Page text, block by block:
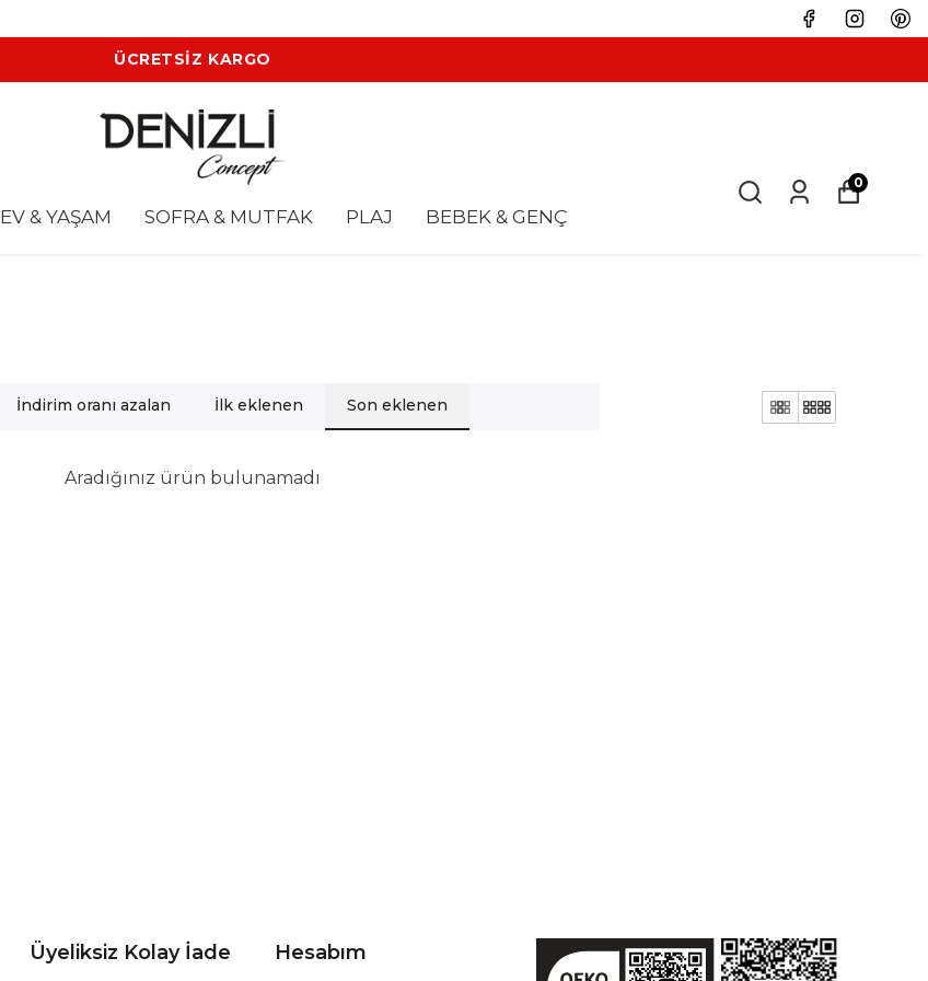
ÜCRETSİZ KARGO
EV & YAŞAM SOFRA & MUTFAK PLAJ BEBEK & GENÇ
0
İndirim oranı azalan İlk eklenen Son eklenen
Aradığınız ürün bulunamadı
Üyeliksiz Kolay İade Hesabım